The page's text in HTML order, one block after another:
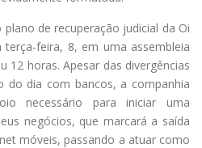
de recuperação judicial da Oi
feira, 8, em uma assembleia
12 horas. Apesar das divergências
do dia com bancos, a companhia
necessário para iniciar uma
negócios, que marcará a saída
móveis, passando a atuar como